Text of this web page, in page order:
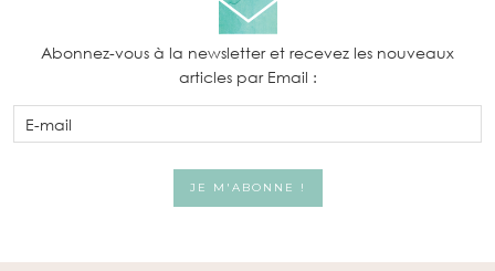
Abonnez-vous à la newsletter et recevez les nouveaux
articles par Email :